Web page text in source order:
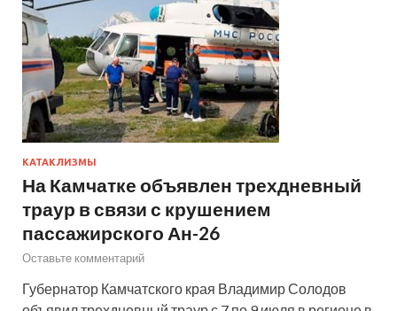
КАТАКЛИЗМЫ
На Камчатке объявлен трехдневный
траур в связи с крушением
пассажирского Ан-26
Оставьте комментарий
Губернатор Камчатского края Владимир Солодов